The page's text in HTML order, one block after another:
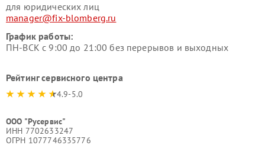
для юридических лиц
manager@fix-blomberg.ru
График работы:
ПН-ВСК с 9:00 до 21:00 без перерывов и выходных
Рейтинг сервисного центра
4.9-5.0
ООО "Русервис"
ИНН 7702633247
ОГРН 1077746335776